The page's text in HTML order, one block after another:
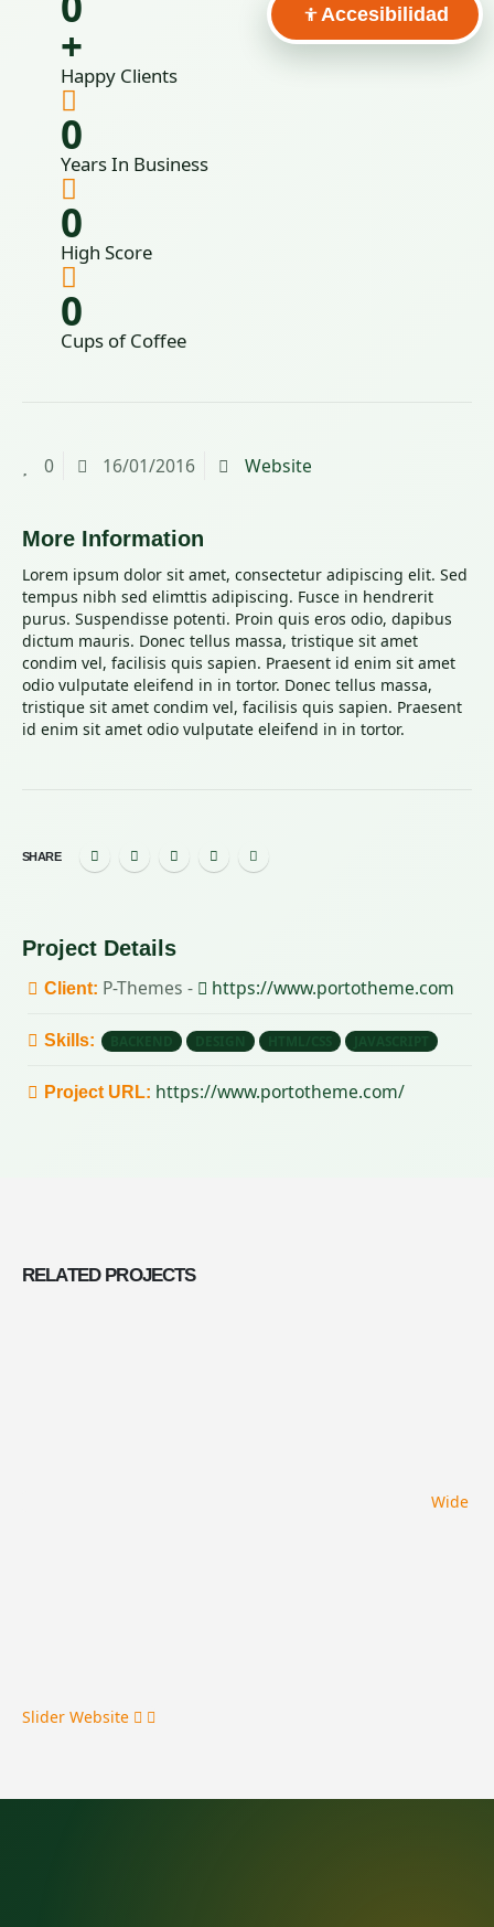
+
Happy Clients
0
Years In Business
0
High Score
0
Cups of Coffee
0 16/01/2016 Website
More Information
Lorem ipsum dolor sit amet, consectetur adipiscing elit. Sed
tempus nibh sed elimttis adipiscing. Fusce in hendrerit
purus. Suspendisse potenti. Proin quis eros odio, dapibus
dictum mauris. Donec tellus massa, tristique sit amet
condim vel, facilisis quis sapien. Praesent id enim sit amet
odio vulputate eleifend in in tortor. Donec tellus massa,
tristique sit amet condim vel, facilisis quis sapien. Praesent
id enim sit amet odio vulputate eleifend in in tortor.
SHARE
Project Details
Client: P-Themes - https://www.portotheme.com
Skills:
Project URL: https://www.portotheme.com/(se abre
RELATED PROJECTS
Wide
Slider Website
Accesibilidad